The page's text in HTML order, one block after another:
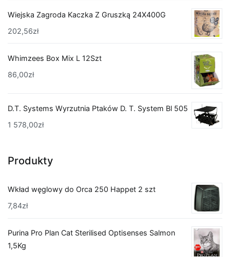
Wiejska Zagroda Kaczka Z Gruszką 24X400G
202,56zł
Whimzees Box Mix L 12Szt
86,00zł
D.T. Systems Wyrzutnia Ptaków D. T. System Bl 505
1 578,00zł
Produkty
Wkład węglowy do Orca 250 Happet 2 szt
7,84zł
Purina Pro Plan Cat Sterilised Optisenses Salmon
1,5Kg